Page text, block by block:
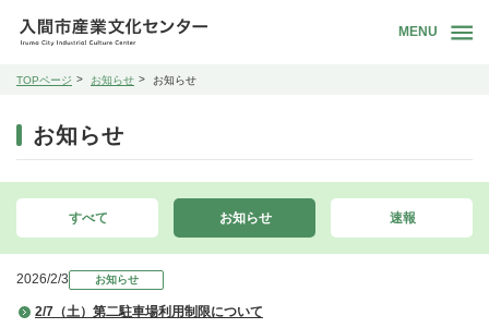
MENU
TOPページ お知らせ お知らせ
お知らせ
すべて お知らせ 速報
2026/2/3 お知らせ
2/7（土）第二駐車場利用制限について